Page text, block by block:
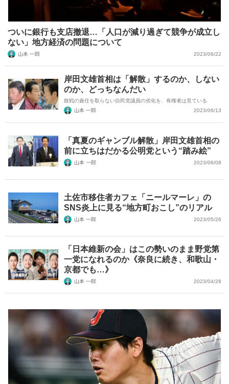
ついに銀行も支店撤退…「人口が減り過ぎて競争が成立し
ない」地方経済の問題について
山本 一郎 2023/06/22
岸田文雄首相は「解散」するのか、しない
のか、どっちなんだい
敗戦の責任を取らない自民党議員の劣化を、有権者は見ている
山本 一郎
2023/06/13
「真夏のギャンブル解散」岸田文雄首相の
前に立ちはだかる公明党という“踏み絵”
山本 一郎 2023/06/08
土佐市移住者カフェ「ニールマーレ」の
SNS炎上に見る“地方町おこし”のリアル
山本 一郎 2023/05/26
「日本維新の会」はこの勢いのまま野党第
一党になれるのか《奈良に続き、和歌山・
京都でも…》
山本 一郎 2023/04/28